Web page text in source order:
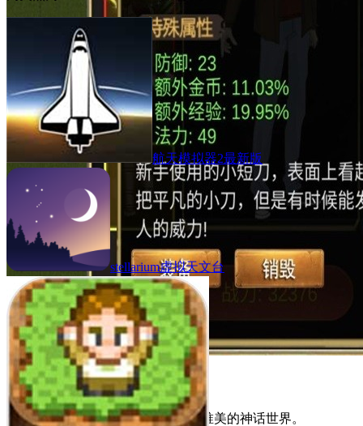
【降龙猎手游戏官网版特色】
1. 精美画面：采用高清画质，打造唯美的神话世界。
航天模拟器2最新版
stellarium虚拟天文台